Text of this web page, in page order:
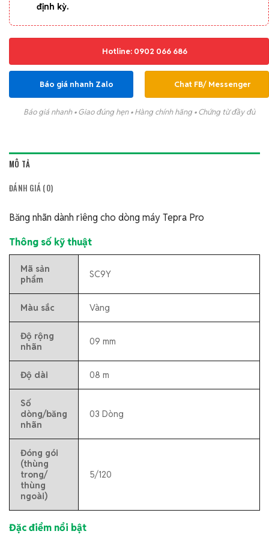
định kỳ.
Hotline: 0902 066 686
Báo giá nhanh Zalo Chat FB/ Messenger
Báo giá nhanh • Giao đúng hẹn • Hàng chính hãng • Chứng từ đầy đủ
MÔ TẢ
ĐÁNH GIÁ (0)
Băng nhãn dành riêng cho dòng máy Tepra Pro
Thông số kỹ thuật
Mã sản
phẩm
SC9Y
Màu sắc Vàng
Độ rộng
nhãn
09 mm
Độ dài 08 m
Số
dòng/băng
nhãn
03 Dòng
Đóng gói
(thùng
trong/
thùng
ngoài)
5/120
Đặc điểm nổi bật